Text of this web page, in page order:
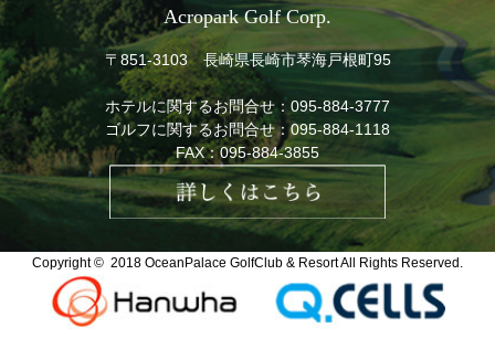
Acropark Golf Corp.
〒851-3103 長崎県長崎市琴海戸根町95
ホテルに関するお問合せ： 095-884-3777
ゴルフに関するお問合せ：095-884-1118
FAX：095-884-3855
Copyright © 2018 OceanPalace GolfClub & Resort All Rights Reserved.